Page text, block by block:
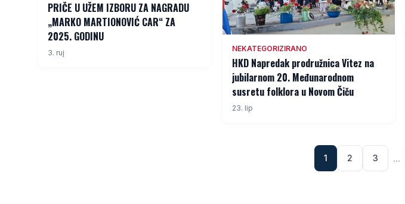
PRIČE U UŽEM IZBORU ZA NAGRADU
„MARKO MARTIONOVIĆ CAR“ ZA
2025. GODINU
3. ruj NEKATEGORIZIRANO
HKD Napredak prodružnica Vitez na
jubilarnom 20. Međunarodnom
susretu folklora u Novom Čiču
23. lip
1 2 3 ...